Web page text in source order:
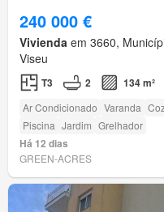
240 000 €
Vivienda em 3660,
Viseu
T3 2 134 m²
Ar Condicionado Varanda
Piscina Jardim Grelhador
Há 12 dias
GREEN-ACRES